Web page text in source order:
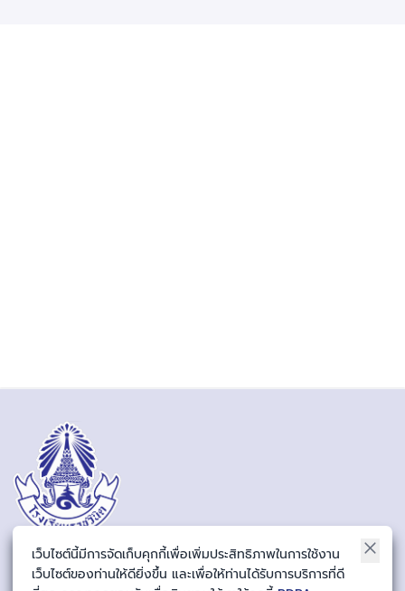
Address School
291/1 ถนนนครราชสีมา แขวงดุสิต เขตดุสิต กรุงเทพมหานคร 10300 สังกัด
เว็บไซต์นี้มีการจัดเก็บคุกกี้เพื่อเพิ่มประสิทธิภาพในการใช้งาน
เว็บไซต์ของท่านให้ดียิ่งขึ้น และเพื่อให้ท่านได้รับการบริการที่ดี